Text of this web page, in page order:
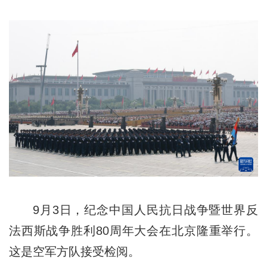
9月3日，纪念中国人民抗日战争暨世界反
法西斯战争胜利80周年大会在北京隆重举行。
这是空军方队接受检阅。